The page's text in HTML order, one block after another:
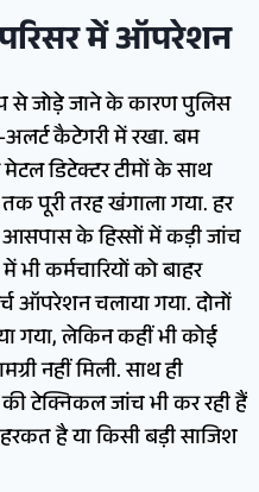
में ऑपरेशन
से जोड़े जाने के कारण पुलिस
कैटेगरी में रखा. बम
डिटेक्टर टीमों के साथ
पूरी तरह खंगाला गया. हर
के हिस्सों में कड़ी जांच
कर्मचारियों को बाहर
चलाया गया. दोनों
गया, लेकिन कहीं भी कोई
नहीं मिली. साथ ही
टेक्निकल जांच भी कर रही हैं
है या किसी बड़ी साजिश